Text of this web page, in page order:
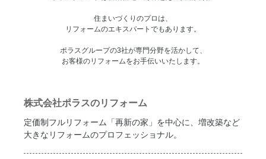
住まいづくりのプロは、
リフォームのエキスパートでもあります。
ポラスグループの3社が専門分野を活かして、
お客様のリフォームをお手伝いいたします。
株式会社ポラスのリフォーム
定価制フルリフォーム「再新の家」を中心に、増改築など
大きなリフォームのプロフェッショナル。